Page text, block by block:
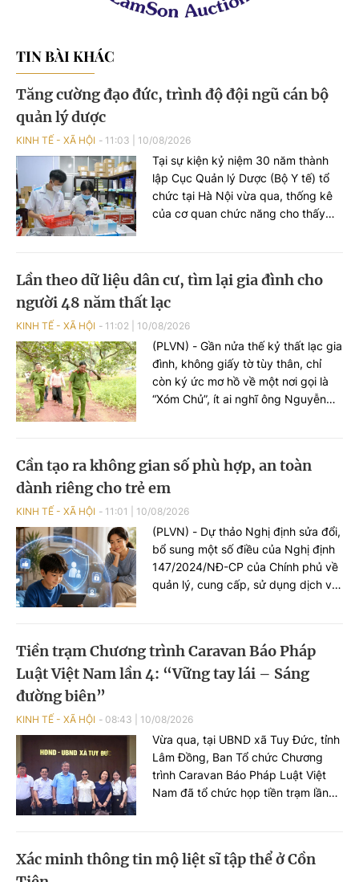
TIN BÀI KHÁC
Tăng cường đạo đức, trình độ đội ngũ cán bộ
quản lý dược
KINH TẾ - XÃ HỘI 11:03 10/08/2026
Tại sự kiện kỷ niệm 30 năm thành
lập Cục Quản lý Dược (Bộ Y tế) tổ
chức tại Hà Nội vừa qua, thống kê
của cơ quan chức năng cho thấy
Lần theo dữ liệu dân cư, tìm lại gia đình cho
người 48 năm thất lạc
KINH TẾ - XÃ HỘI 11:02 10/08/2026
(PLVN) - Gần nửa thế kỷ thất lạc gia
đình, không giấy tờ tùy thân, chỉ
còn ký ức mơ hồ về một nơi gọi là
“Xóm Chủ”, ít ai nghĩ ông Nguyễn
Thuận Lợi (TP Đồng Nai) đã lần theo
dữ liệu dân cư (DLDC), kết nối nhiều
địa phương, tìm lại gia đình cho ông
Cần tạo ra không gian số phù hợp, an toàn
dành riêng cho trẻ em
KINH TẾ - XÃ HỘI 11:01 10/08/2026
(PLVN) - Dự thảo Nghị định sửa đổi,
bổ sung một số điều của Nghị định
147/2024/NĐ-CP của Chính phủ về
quản lý, cung cấp, sử dụng dịch vụ
đối với trẻ em dưới 16 tuổi trên
mạng xã hội. Tài khoản trẻ em sẽ
Tiền trạm Chương trình Caravan Báo Pháp
Luật Việt Nam lần 4: “Vững tay lái – Sáng
đường biên”
KINH TẾ - XÃ HỘI 08:43 10/08/2026
Vừa qua, tại UBND xã Tuy Đức, tỉnh
Lâm Đồng, Ban Tổ chức Chương
trình Caravan Báo Pháp Luật Việt
Nam đã tổ chức họp tiền trạm lần
lần thứ 4 với chủ đề “Vững tay lái –
Xác minh thông tin mộ liệt sĩ tập thể ở Cồn